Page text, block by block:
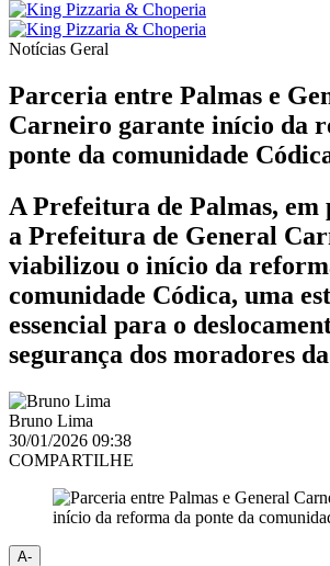
Notícias Geral
Parceria entre Palmas e
Carneiro garante início da
ponte da comunidade
A Prefeitura de Palmas, em
a Prefeitura de General
viabilizou o início da
comunidade Códica, uma
essencial para o
segurança dos moradores
Bruno Lima
30/01/2026 09:38
COMPARTILHE
A-